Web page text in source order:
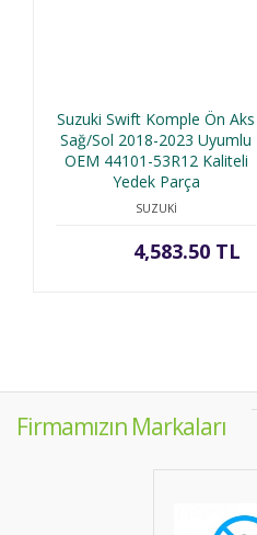
Suzuki Swift Komple Ön Aks
Sağ/Sol 2018-2023 Uyumlu
OEM 44101-53R12 Kaliteli
Yedek Parça
SUZUKİ
4,583.50 TL
Firmamızın Markaları